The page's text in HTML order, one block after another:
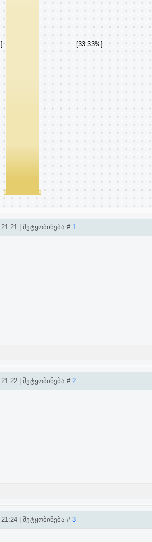
[33.33%]
| შეტყობინება # 1
| შეტყობინება # 2
| შეტყობინება # 3